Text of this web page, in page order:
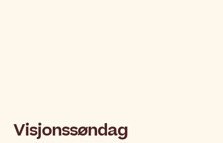
Visjonssøndag